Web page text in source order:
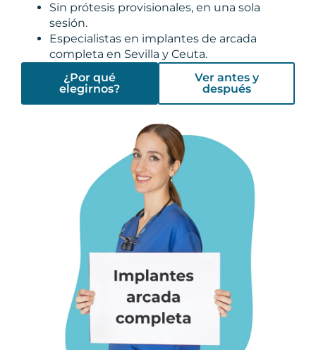
Sin prótesis provisionales, en una sola
sesión.
Especialistas en implantes de arcada
completa en Sevilla y Ceuta.
¿Por qué
elegirnos?
Ver antes y
después